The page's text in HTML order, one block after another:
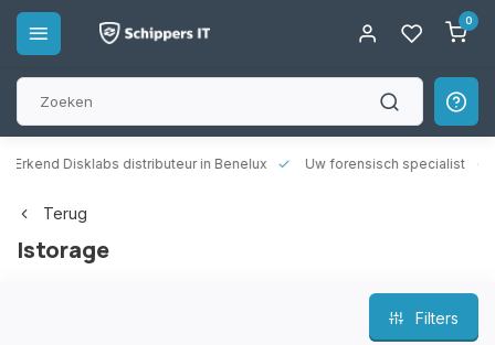
0
Disklabs distributeur in Benelux Uw forensisch specialist
Terug
Istorage
Filters